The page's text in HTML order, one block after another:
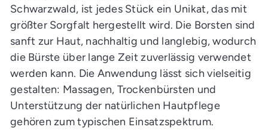
Schwarzwald, ist jedes Stück ein Unikat, das mit
größter Sorgfalt hergestellt wird. Die Borsten sind
sanft zur Haut, nachhaltig und langlebig, wodurch
die Bürste über lange Zeit zuverlässig verwendet
werden kann. Die Anwendung lässt sich vielseitig
gestalten: Massagen, Trockenbürsten und
Unterstützung der natürlichen Hautpflege
gehören zum typischen Einsatzspektrum.